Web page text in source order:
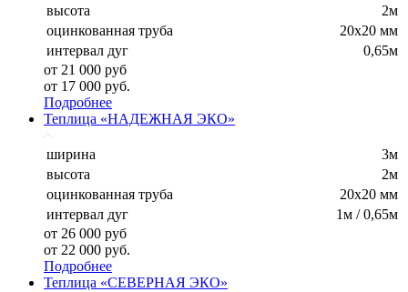
высота
2м
оцинкованная труба
20х20 мм
интервал дуг
0,65м
от 21 000 руб
от 17 000 руб.
Подробнее
Теплица «НАДЕЖНАЯ ЭКО»
ширина
3м
высота
2м
оцинкованная труба
20х20 мм
интервал дуг
1м / 0,65м
от 26 000 руб
от 22 000 руб.
Подробнее
Теплица «СЕВЕРНАЯ ЭКО»